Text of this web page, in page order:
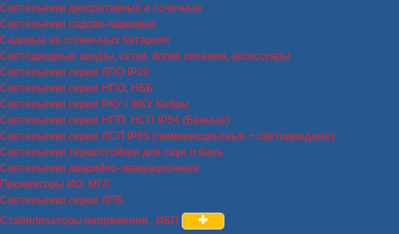
Светильники декоративные и точечные
Светильники садово-парковые
Садовые на солнечных батареях
Светодиодные шнуры, сетки, блоки питания, аксессуары
Светильники серии ЛПО IP20
Светильники серии НПО, НББ
Светильники серии РКУ / ЖКУ Кобры
Светильники серии НПП, НСП IP54 (Банные)
Светильники серии ЛСП IP65 (люминисцентные + светодиодные)
Светильники термостойкие для саун и бань
Светильники аварийно-эвакуационные
Прожекторы ИО, МГЛ
Светильники серии ЛПБ
Стабилизаторы напряжения , ИБП